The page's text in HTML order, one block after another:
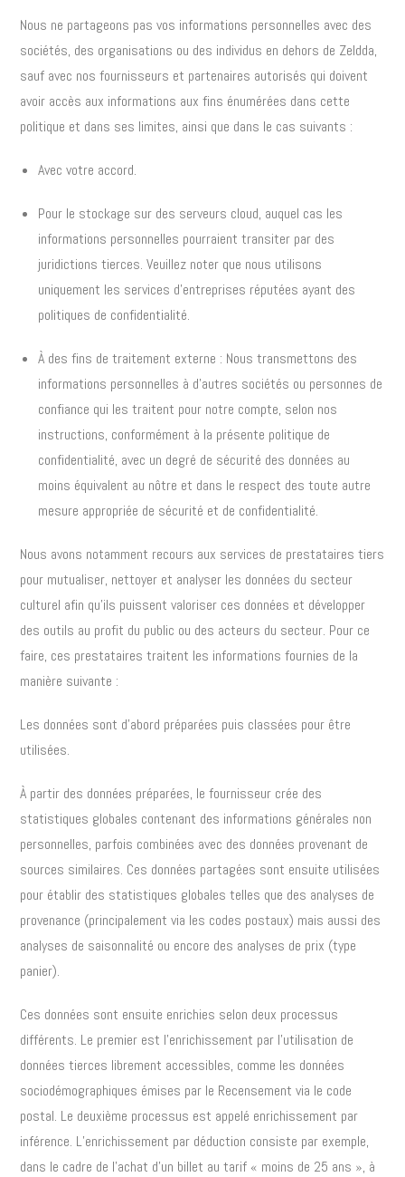
Nous ne partageons pas vos informations personnelles avec des
sociétés, des organisations ou des individus en dehors de Zeldda,
sauf avec nos fournisseurs et partenaires autorisés qui doivent
avoir accès aux informations aux fins énumérées dans cette
politique et dans ses limites, ainsi que dans le cas suivants :
Avec votre accord.
Pour le stockage sur des serveurs cloud, auquel cas les
informations personnelles pourraient transiter par des
juridictions tierces. Veuillez noter que nous utilisons
uniquement les services d’entreprises réputées ayant des
politiques de confidentialité.
À des fins de traitement externe : Nous transmettons des
informations personnelles à d’autres sociétés ou personnes de
confiance qui les traitent pour notre compte, selon nos
instructions, conformément à la présente politique de
confidentialité, avec un degré de sécurité des données au
moins équivalent au nôtre et dans le respect des toute autre
mesure appropriée de sécurité et de confidentialité.
Nous avons notamment recours aux services de prestataires tiers
pour mutualiser, nettoyer et analyser les données du secteur
culturel afin qu’ils puissent valoriser ces données et développer
des outils au profit du public ou des acteurs du secteur. Pour ce
faire, ces prestataires traitent les informations fournies de la
manière suivante :
Les données sont d’abord préparées puis classées pour être
utilisées.
À partir des données préparées, le fournisseur crée des
statistiques globales contenant des informations générales non
personnelles, parfois combinées avec des données provenant de
sources similaires. Ces données partagées sont ensuite utilisées
pour établir des statistiques globales telles que des analyses de
provenance (principalement via les codes postaux) mais aussi des
analyses de saisonnalité ou encore des analyses de prix (type
panier).
Ces données sont ensuite enrichies selon deux processus
différents. Le premier est l’enrichissement par l’utilisation de
données tierces librement accessibles, comme les données
sociodémographiques émises par le Recensement via le code
postal. Le deuxième processus est appelé enrichissement par
inférence. L’enrichissement par déduction consiste par exemple,
dans le cadre de l’achat d’un billet au tarif « moins de 25 ans », à